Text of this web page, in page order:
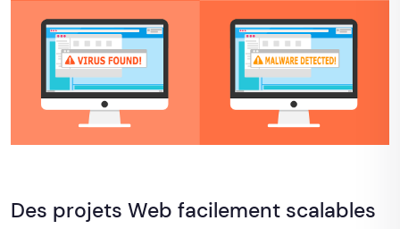
Des projets Web facilement scalables